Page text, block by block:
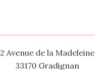
2 Avenue de la Madeleine
33170 Gradignan